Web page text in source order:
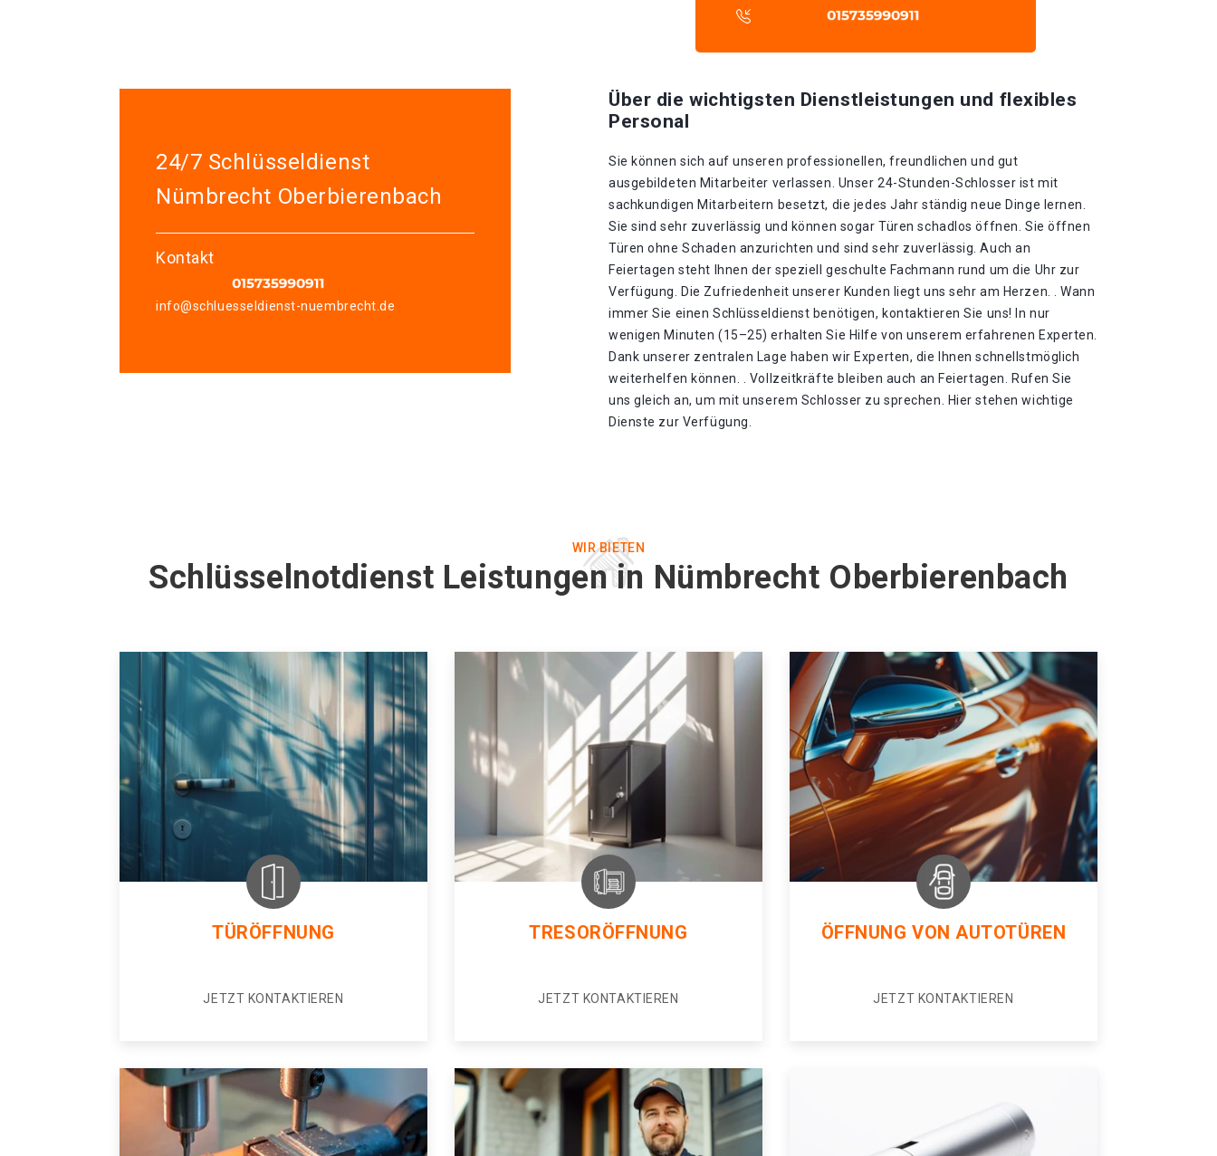
24/7 Schlüsseldienst
Nümbrecht Oberbierenbach
Kontakt
info@schluesseldienst-nuembrecht.de
Über die wichtigsten Dienstleistungen und flexibles
Personal
Sie können sich auf unseren professionellen, freundlichen und gut
ausgebildeten Mitarbeiter verlassen. Unser 24-Stunden-Schlosser ist mit
sachkundigen Mitarbeitern besetzt, die jedes Jahr ständig neue Dinge lernen.
Sie sind sehr zuverlässig und können sogar Türen schadlos öffnen. Sie öffnen
Türen ohne Schaden anzurichten und sind sehr zuverlässig. Auch an
Feiertagen steht Ihnen der speziell geschulte Fachmann rund um die Uhr zur
Verfügung. Die Zufriedenheit unserer Kunden liegt uns sehr am Herzen. . Wann
immer Sie einen Schlüsseldienst benötigen, kontaktieren Sie uns! In nur
wenigen Minuten (15–25) erhalten Sie Hilfe von unserem erfahrenen Experten.
Dank unserer zentralen Lage haben wir Experten, die Ihnen schnellstmöglich
weiterhelfen können. . Vollzeitkräfte bleiben auch an Feiertagen. Rufen Sie
uns gleich an, um mit unserem Schlosser zu sprechen. Hier stehen wichtige
Dienste zur Verfügung.
WIR BIETEN
Schlüsselnotdienst Leistungen in Nümbrecht Oberbierenbach
TÜRÖFFNUNG
JETZT KONTAKTIEREN
TRESORÖFFNUNG
JETZT KONTAKTIEREN
ÖFFNUNG VON AUTOTÜREN
JETZT KONTAKTIEREN